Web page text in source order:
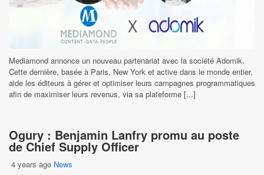
Mediamond annonce un nouveau partenariat avec la société Adomik.
Cette dernière, basée à Paris, New York et active dans le monde entier,
aide les éditeurs à gérer et optimiser leurs campagnes programmatiques
afin de maximiser leurs revenus, via sa plateforme [...]
Ogury : Benjamin Lanfry promu au poste
de Chief Supply Officer
4 years ago News